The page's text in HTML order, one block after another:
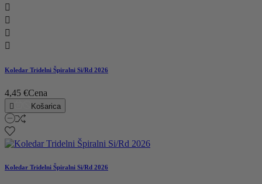




Koledar Tridelni Špiralni Si/Rd 2026
4,45 €Cena
 Košarica
Koledar Tridelni Špiralni Si/Rd 2026